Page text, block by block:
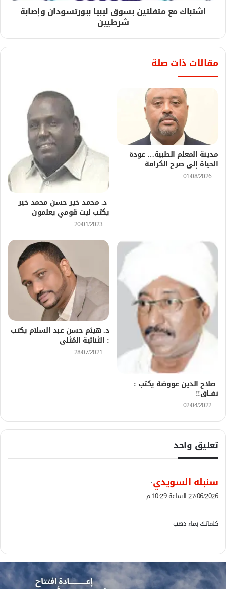
اشتباك مع متفلتين بسوق ليبيا ببورتسودان وإصابة
شرطيين
مقالات ذات صلة
مدينة المعلم الطبية… عودة
الحياة إلى صرح الكرامة
01/08/2026
د. محمد خير حسن محمد خير
يكتب ليت قومي يعلمون
20/01/2023
صلاح الدين عووضة يكتب :
نفـــاق!!
02/04/2022
د. هيثم حسن عبد السلام يكتب
: الثنائية المُثلى
28/07/2021
تعليق واحد
ي
ق
سنبله السويدي:
27/06/2026 الساعة 10:29 م
كلماتك بماء ذهب